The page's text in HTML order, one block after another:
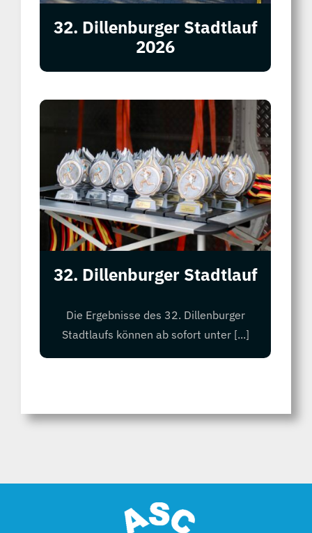
32. Dillenburger Stadtlauf
2026
32. Dillenburger Stadtlauf
Die Ergebnisse des 32. Dillenburger
Stadtlaufs können ab sofort unter [...]